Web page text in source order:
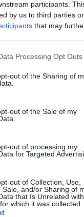
participants.
by us to third parties
that may
Processing Opt Outs
out of the Sharing of
out of the Sale of my
out of processing my
for Targeted
out of Collection, Use,
Sale, and/or Sharing of
that Is Unrelated
which it was collected.
(Surugiu)
Primul Loc (Ponta)
Arată rezultatele